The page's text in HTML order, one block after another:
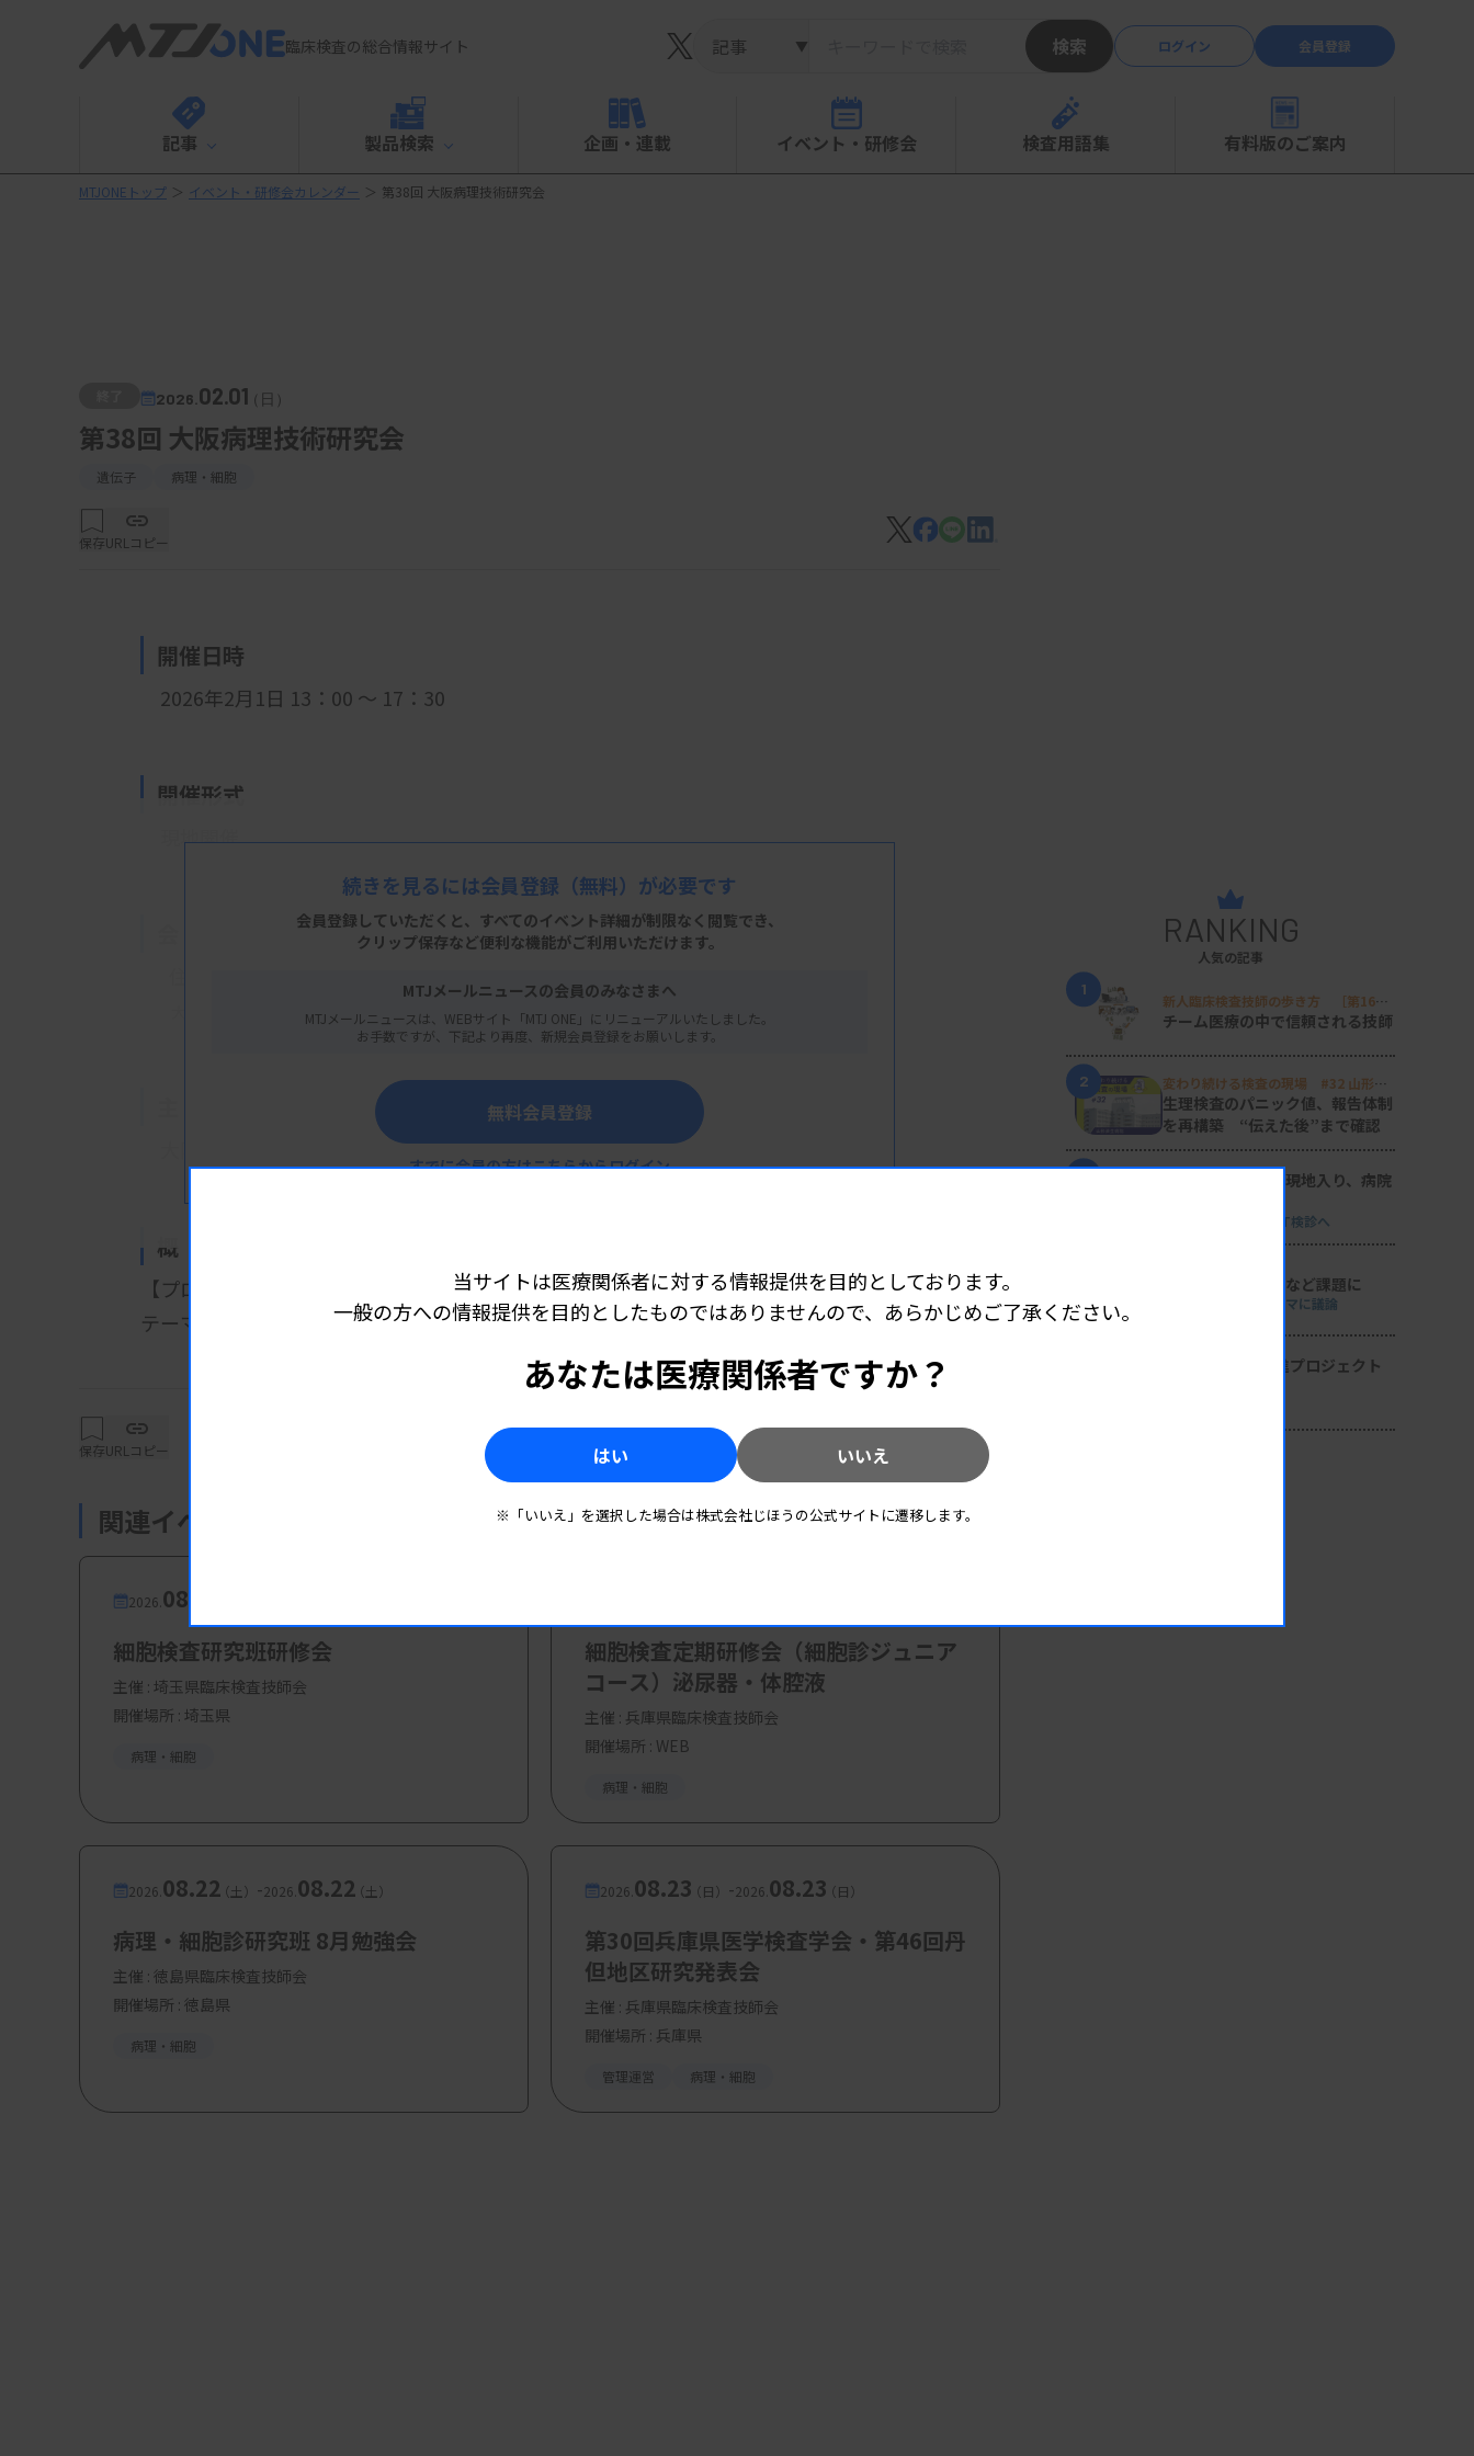
臨床検査の総合情報サイト ▼ 検索 ログイン 会員登録
記事 製品検索 企画・連載 イベント・研修会 検査用語集 有料版のご案内
MTJONEトップ ＞ イベント・研修会カレンダー ＞ 第38回 大阪病理技術研究会
2026. 02.01 （日）
第38回 大阪病理技術研究会
遺伝子 病理・細胞
保存URLコピー
開催日時
2026年2月1日 13：00 ～ 17：30
開催形式
現地開催
大阪市北区中之島5丁目3番20号
概 要
【プログラム】
テーマ：病理部門の遺伝子検査
・1：各病院における遺伝子検査についての調査結果（仮）
・2：コンパニオン検査の試薬開発
朱俊軒氏（安必平（LBP SYSTEM））
・3：がん遺伝子パネル検査における二次的所見の対応
・4：あなたの仕事が、がん薬物治療に活かされています
勝木真由美氏（株式会社ケーエスケー）
・5：造血器腫瘍遺伝子パネル検査からみる病理検査の役割
郡司昌治氏（日本赤十字社愛知医療センター名古屋第一病院）
・参加費：会員 1000円、非会員 2000円
・定 員：80名
詳細はこちら（外部リンク）
続きを見るには会員登録 （無料）が必要です
会員登録していただくと、すべてのイベント詳細が制限なく閲覧でき、
クリップ保存など便利な機能がご利用いただけます。
MTJメールニュースの会員のみなさまへ
MTJメールニュースは、WEBサイト「MTJ ONE」にリニューアルいたしました。
お手数ですが、下記より再度、新規会員登録をお願いします。
無料会員登録
すでに会員の方はこちらからログイン
保存URLコピー
関連イベント・研修会
2026. 08.08
細胞検査研究班研修会
主催 : 埼玉県臨床検査技師会
開催場所 : 埼玉県
病理・細胞
細胞検査定期研修会（細胞診ジュニア
コース）泌尿器・体腔液
主催 : 兵庫県臨床検査技師会
開催場所 : WEB
病理・細胞
2026. 08.22（土） -2026. 08.22（土）
病理・細胞診研究班 8月勉強会
主催 : 徳島県臨床検査技師会
開催場所 : 徳島県
病理・細胞
2026. 08.23（日） -2026. 08.23（日）
第30回兵庫県医学検査学会・第46回丹
但地区研究発表会
主催 : 兵庫県臨床検査技師会
開催場所 : 兵庫県
管理運営 病理・細胞
RANKING
人気の記事
1
新人臨床検査技師の歩き方 ［第16
回］
チーム医療の中で信頼される技師
2
変わり続ける検査の現場 #32 山形済
生病院
生理検査のパニック値、報告体制
を再構築 “伝えた後”まで確認
日臨技リエゾンが現地入り、病院
8月8・9両日にはDVT検診へ
導入経費や高齢化など課題に
全医共、検査DXテーマに議論
2026年度学術推進プロジェクト
当サイトは医療関係者に対する情報提供を目的としております。
一般の方への情報提供を目的としたものではありませんので、あらかじめご了承ください。
あなたは医療関係者ですか？
はい いいえ
※「いいえ」を選択した場合は株式会社じほうの公式サイトに遷移します。